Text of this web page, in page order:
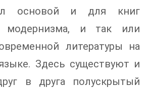
основой и для книг
модернизма, и так или
литературы на
Здесь существуют и
в друга полускрытый